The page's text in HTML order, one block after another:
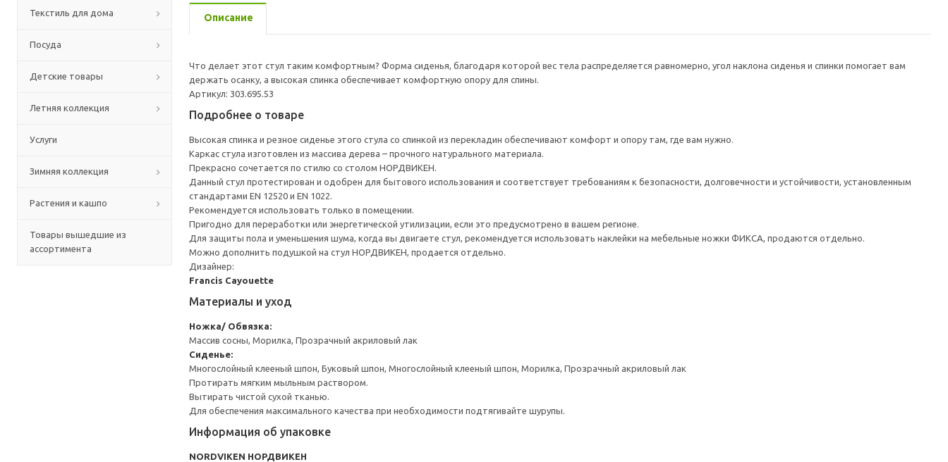
Текстиль для дома
Посуда
Детские товары
Летняя коллекция
Услуги
Зимняя коллекция
Растения и кашпо
Товары вышедшие из
ассортимента
Описание
Что делает этот стул таким комфортным? Форма сиденья, благодаря которой вес тела распределяется равномерно, угол наклона сиденья и спинки помогает вам
держать осанку, а высокая спинка обеспечивает комфортную опору для спины.
Артикул: 303.695.53
Подробнее о товаре
Высокая спинка и резное сиденье этого стула со спинкой из перекладин обеспечивают комфорт и опору там, где вам нужно.
Каркас стула изготовлен из массива дерева – прочного натурального материала.
Прекрасно сочетается по стилю со столом НОРДВИКЕН.
Данный стул протестирован и одобрен для бытового использования и соответствует требованиям к безопасности, долговечности и устойчивости, установленным
стандартами EN 12520 и EN 1022.
Рекомендуется использовать только в помещении.
Пригодно для переработки или энергетической утилизации, если это предусмотрено в вашем регионе.
Для защиты пола и уменьшения шума, когда вы двигаете стул, рекомендуется использовать наклейки на мебельные ножки ФИКСА, продаются отдельно.
Можно дополнить подушкой на стул НОРДВИКЕН, продается отдельно.
Дизайнер:
Francis Cayouette
Материалы и уход
Ножка/ Обвязка:
Массив сосны, Морилка, Прозрачный акриловый лак
Сиденье:
Многослойный клееный шпон, Буковый шпон, Многослойный клееный шпон, Морилка, Прозрачный акриловый лак
Протирать мягким мыльным раствором.
Вытирать чистой сухой тканью.
Для обеспечения максимального качества при необходимости подтягивайте шурупы.
Информация об упаковке
NORDVIKEN НОРДВИКЕН